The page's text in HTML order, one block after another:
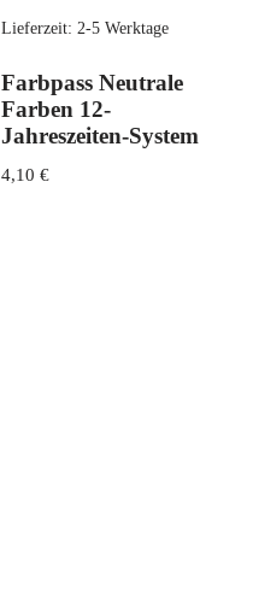
Lieferzeit: 2-5 Werktage
Farbpass Neutrale
Farben 12-
Jahreszeiten-System
4,10 €